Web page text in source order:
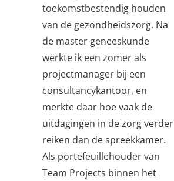
toekomstbestendig houden
van de gezondheidszorg. Na
de master geneeskunde
werkte ik een zomer als
projectmanager bij een
consultancykantoor, en
merkte daar hoe vaak de
uitdagingen in de zorg verder
reiken dan de spreekkamer.
Als portefeuillehouder van
Team Projects binnen het